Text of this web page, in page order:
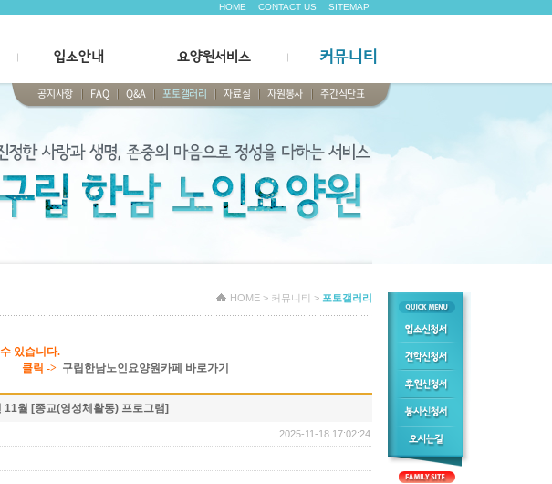
HOME CONTACT US SITEMAP
입소안내 요양원서비스 커뮤니티
공지사항 FAQ Q&A 포토갤러리 자료실 자원봉사 주간식단표
HOME > 커뮤니티 > 포토갤러리
있습니다.
구립한남노인요양원카페 바로가기
11월 [종교(영성체활동) 프로그램]
2025-11-18 17:02:24 | 155